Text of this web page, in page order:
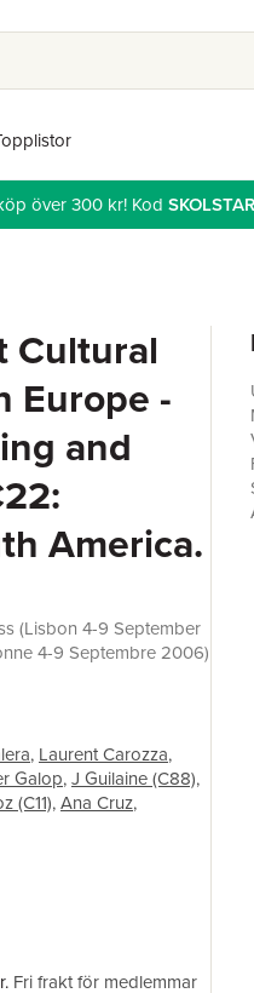
över 300 kr! Kod
Cultural
Europe -
and
America.
(Lisbon 4-9 September
4-9 Septembre 2006)
, Laurent Carozza,
Galop,J Guilaine (C88),
(C11),Ana Cruz,
. Fri frakt för medlemmar